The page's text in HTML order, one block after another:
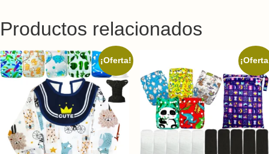
Productos relacionados
¡Oferta!